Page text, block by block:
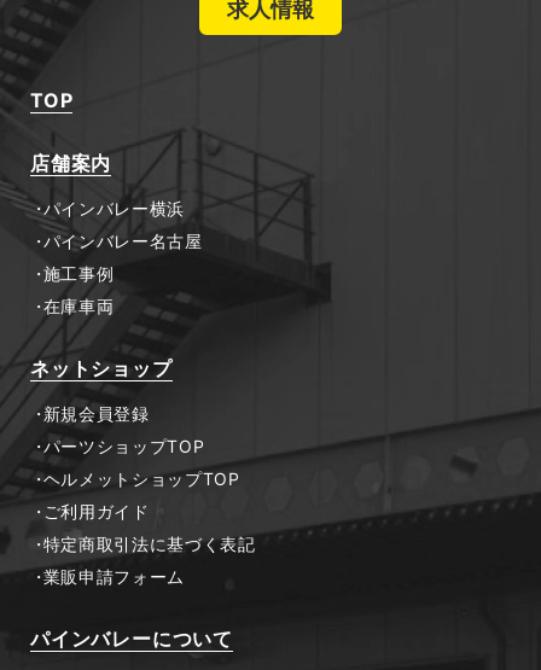
求人情報
TOP
店舗案内
パインバレー横浜
パインバレー名古屋
施工事例
在庫車両
ネットショップ
新規会員登録
パーツショップTOP
ヘルメットショップTOP
ご利用ガイド
特定商取引法に基づく表記
業販申請フォーム
パインバレーについて